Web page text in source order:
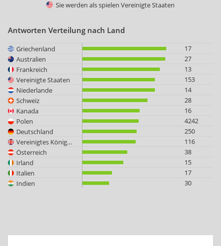
Sie werden als spielen Vereinigte Staaten
Antworten Verteilung nach Land
Griechenland
17
Australien
27
Frankreich
13
Vereinigte Staaten
153
Niederlande
14
Schweiz
28
Kanada
16
Polen
4242
Deutschland
250
Vereinigtes Königreich
116
Österreich
38
Irland
15
Italien
17
Indien
30